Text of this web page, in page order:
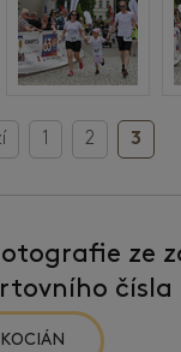
1 2 3
ze
čísla